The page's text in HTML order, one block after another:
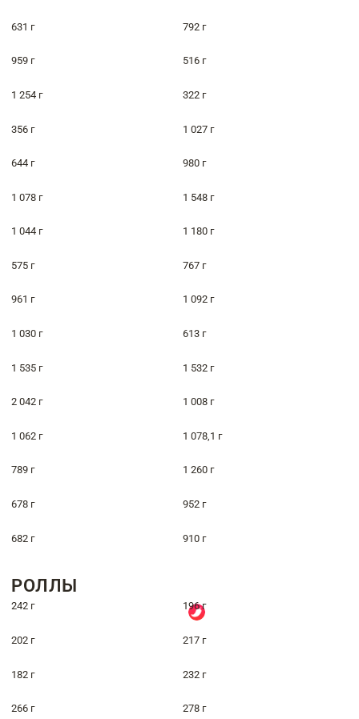
631 г 792 г
959 г 516 г
1 254 г 322 г
356 г 1 027 г
644 г 980 г
1 078 г 1 548 г
1 044 г 1 180 г
575 г 767 г
961 г 1 092 г
1 030 г 613 г
1 535 г 1 532 г
2 042 г 1 008 г
1 062 г 1 078,1 г
789 г 1 260 г
678 г 952 г
682 г 910 г
РОЛЛЫ
242 г 196 г
202 г 217 г
182 г 232 г
266 г 278 г